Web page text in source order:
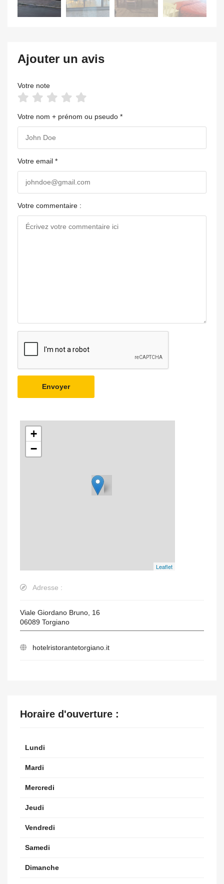
Ajouter un avis
Votre note
Votre nom + prénom ou pseudo *
Votre email *
Votre commentaire :
Envoyer
+
−
Leaflet
Adresse :
Viale Giordano Bruno, 16
06089 Torgiano
hotelristorantetorgiano.it
Horaire d'ouverture :
Lundi
Mardi
Mercredi
Jeudi
Vendredi
Samedi
Dimanche